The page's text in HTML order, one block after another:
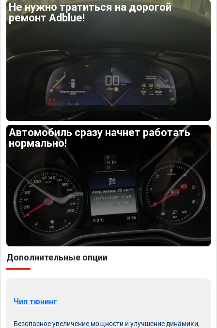
Не нужно тратиться на дорогой
ремонт Adblue!
Автомобиль сразу начнет работать
нормально!
Дополнительные опции
Чип тюнинг
Безопасное увеличение мощности и улучшение динамики,